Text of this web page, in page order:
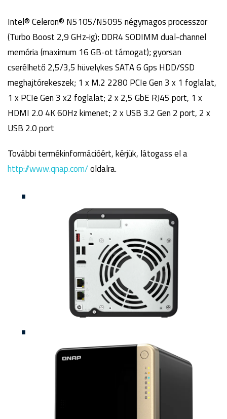
Intel® Celeron® N5105/N5095 négymagos processzor
(Turbo Boost 2,9 GHz-ig); DDR4 SODIMM dual-channel
memória (maximum 16 GB-ot támogat); gyorsan
cserélhető 2,5/3,5 hüvelykes SATA 6 Gps HDD/SSD
meghajtórekeszek; 1 x M.2 2280 PCIe Gen 3 x 1 foglalat,
1 x PCIe Gen 3 x2 foglalat; 2 x 2,5 GbE RJ45 port, 1 x
HDMI 2.0 4K 60Hz kimenet; 2 x USB 3.2 Gen 2 port, 2 x
USB 2.0 port
További termékinformációért, kérjük, látogass el a
http://www.qnap.com/oldalra.